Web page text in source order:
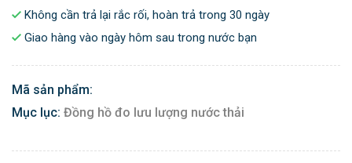
Không cần trả lại rắc rối, hoàn trả trong 30 ngày
Giao hàng vào ngày hôm sau trong nước bạn
Mã sản phẩm:
Mục lục: Đồng hồ đo lưu lượng nước thải